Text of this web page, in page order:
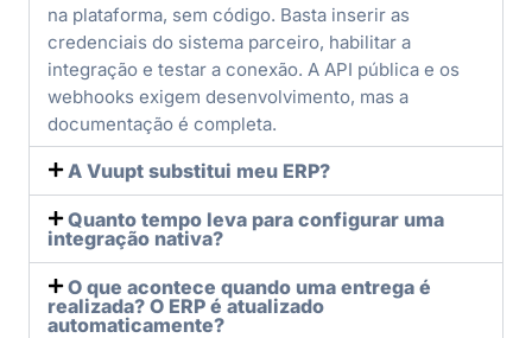
na plataforma, sem código. Basta inserir as
credenciais do sistema parceiro, habilitar a
integração e testar a conexão. A API pública e os
webhooks exigem desenvolvimento, mas a
documentação é completa.
A Vuupt substitui meu ERP?
Quanto tempo leva para configurar uma
integração nativa?
O que acontece quando uma entrega é
realizada? O ERP é atualizado
automaticamente?